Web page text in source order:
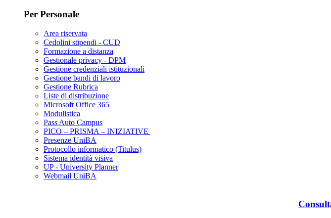
Per Personale
Area riservata
Cedolini stipendi - CUD
Formazione a distanza
Gestionale privacy - DPM
Gestione credenziali istituzionali
Gestione bandi di lavoro
Gestione Rubrica
Liste di distribuzione
Microsoft Office 365
Modulistica
Pass Auto Campus
PICO – PRISMA – INIZIATIVE
Presenze UniBA
Protocollo informatico (Titulus)
Sistema identità visiva
UP - University Planner
Webmail UniBA